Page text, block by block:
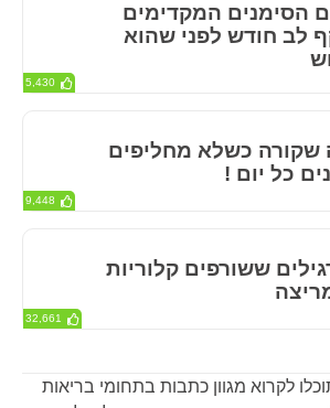
לקרוא מגוון כתבות בתחומי בריאות
הסימנים המקדימים
לב חודש לפני שהוא
5,430
שקורה כשלא מחליפים
כל יום !
9,448
ששורפים קלוריות
32,661